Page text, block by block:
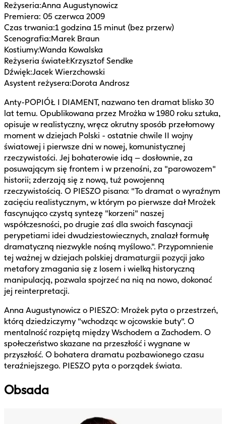
Reżyseria:Anna Augustynowicz
Premiera: 05 czerwca 2009
Czas trwania:1 godzina 15 minut (bez przerw)
Scenografia:Marek Braun
Kostiumy:Wanda Kowalska
Reżyseria świateł:Krzysztof Sendke
Dźwięk:Jacek Wierzchowski
Asystent reżysera:Dorota Androsz
Anty-POPIÓŁ I DIAMENT, nazwano ten dramat blisko 30
lat temu. Opublikowana przez Mrożka w 1980 roku sztuka,
opisuje w realistyczny, wręcz okrutny sposób przełomowy
moment w dziejach Polski - ostatnie chwile II wojny
światowej i pierwsze dni w nowej, komunistycznej
rzeczywistości. Jej bohaterowie idą – dosłownie, za
posuwającym się frontem i w przenośni, za "parowozem"
historii; zderzają się z nową, tuż powojenną
rzeczywistością. O PIESZO pisano: "To dramat o wyraźnym
zacięciu realistycznym, w którym po pierwsze dał Mrożek
fascynująco czystą syntezę "korzeni" naszej
współczesności, po drugie zaś dla swoich fascynacji
perypetiami idei dwudziestowiecznych, znalazł formułę
dramatyczną niezwykle nośną myślowo.". Przypomnienie
tej ważnej w dziejach polskiej dramaturgii pozycji jako
metafory zmagania się z losem i wielką historyczną
manipulacją, pozwala spojrzeć na nią na nowo, dokonać
jej reinterpretacji.
Anna Augustynowicz o PIESZO: Mrożek pyta o przestrzeń,
którą dziedziczymy "wchodząc w ojcowskie buty". O
mentalność rozpiętą między Wschodem a Zachodem. O
społeczeństwo skazane na przeszłość i wygnane w
przyszłość. O bohatera dramatu pozbawionego czasu
teraźniejszego. PIESZO pyta o porządek świata.
Obsada